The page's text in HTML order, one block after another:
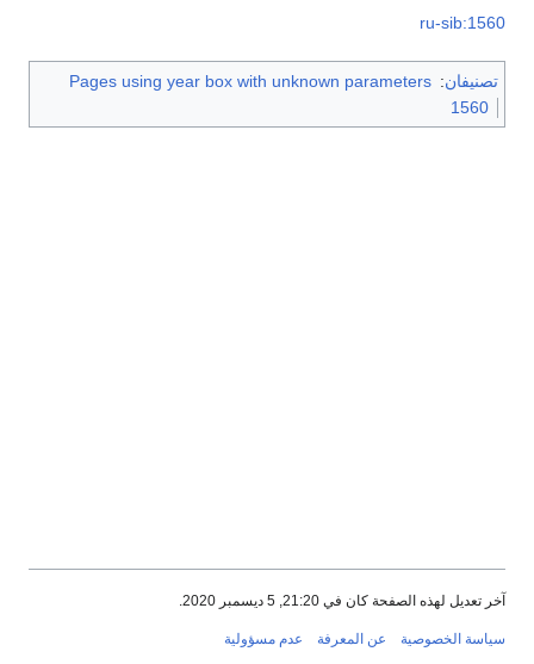
ru-sib:1560
تصنيفان:
Pages using year box with unknown parameters
1560
آخر تعديل لهذه الصفحة كان في 21:20, 5 ديسمبر 2020.
سياسة الخصوصية عن المعرفة عدم مسؤولية